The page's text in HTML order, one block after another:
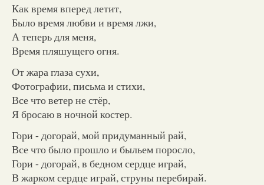
Как время вперед летит,
Было время любви и время лжи,
А теперь для меня,
Время пляшущего огня.
От жара глаза сухи,
Фотографии, письма и стихи,
Все что ветер не стёр,
Я бросаю в ночной костер.
Гори - догорай, мой придуманный рай,
Все что было прошло и быльем поросло,
Гори - догорай, в бедном сердце играй,
В жарком сердце играй, струны перебирай.